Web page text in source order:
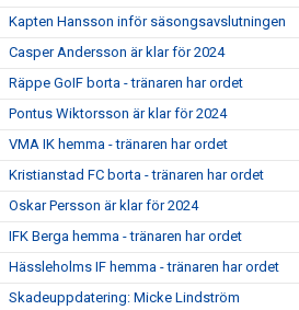
Kapten Hansson inför säsongsavslutningen
Casper Andersson är klar för 2024
Räppe GoIF borta - tränaren har ordet
Pontus Wiktorsson är klar för 2024
VMA IK hemma - tränaren har ordet
Kristianstad FC borta - tränaren har ordet
Oskar Persson är klar för 2024
IFK Berga hemma - tränaren har ordet
Hässleholms IF hemma - tränaren har ordet
Skadeuppdatering: Micke Lindström